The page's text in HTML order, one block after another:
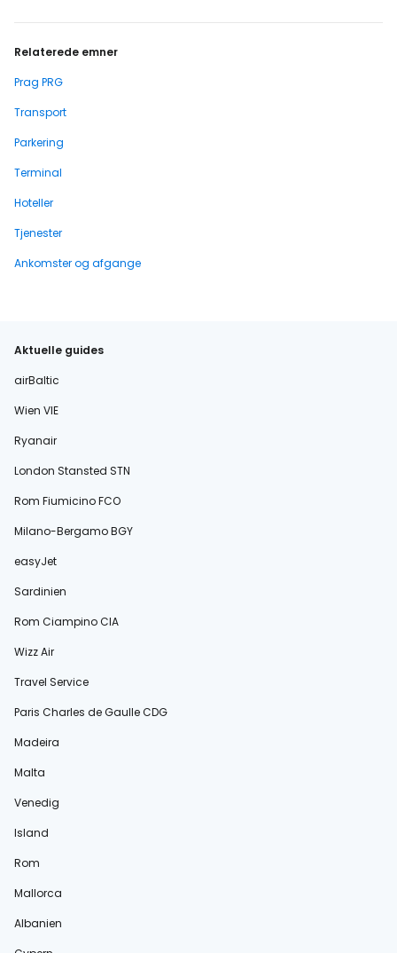
Relaterede emner
Prag PRG
Transport
Parkering
Terminal
Hoteller
Tjenester
Ankomster og afgange
Aktuelle guides
airBaltic
Wien VIE
Ryanair
London Stansted STN
Rom Fiumicino FCO
Milano-Bergamo BGY
easyJet
Sardinien
Rom Ciampino CIA
Wizz Air
Travel Service
Paris Charles de Gaulle CDG
Madeira
Malta
Venedig
Island
Rom
Mallorca
Albanien